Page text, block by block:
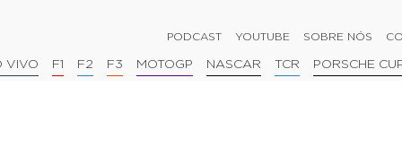
PODCAST YOUTUBE SOBRE NÓS
VIVO F1 F2 F3 MOTOGP NASCAR TCR PORSCHE